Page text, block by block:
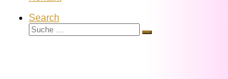
Search
Suche
Suche